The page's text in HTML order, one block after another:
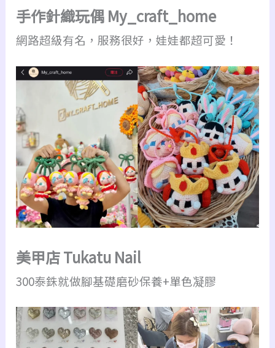
手作針織玩偶 My_craft_home
網路超級有名，服務很好，娃娃都超可愛！
美甲店 Tukatu Nail
300泰銖就做腳基礎磨砂保養+單色凝膠